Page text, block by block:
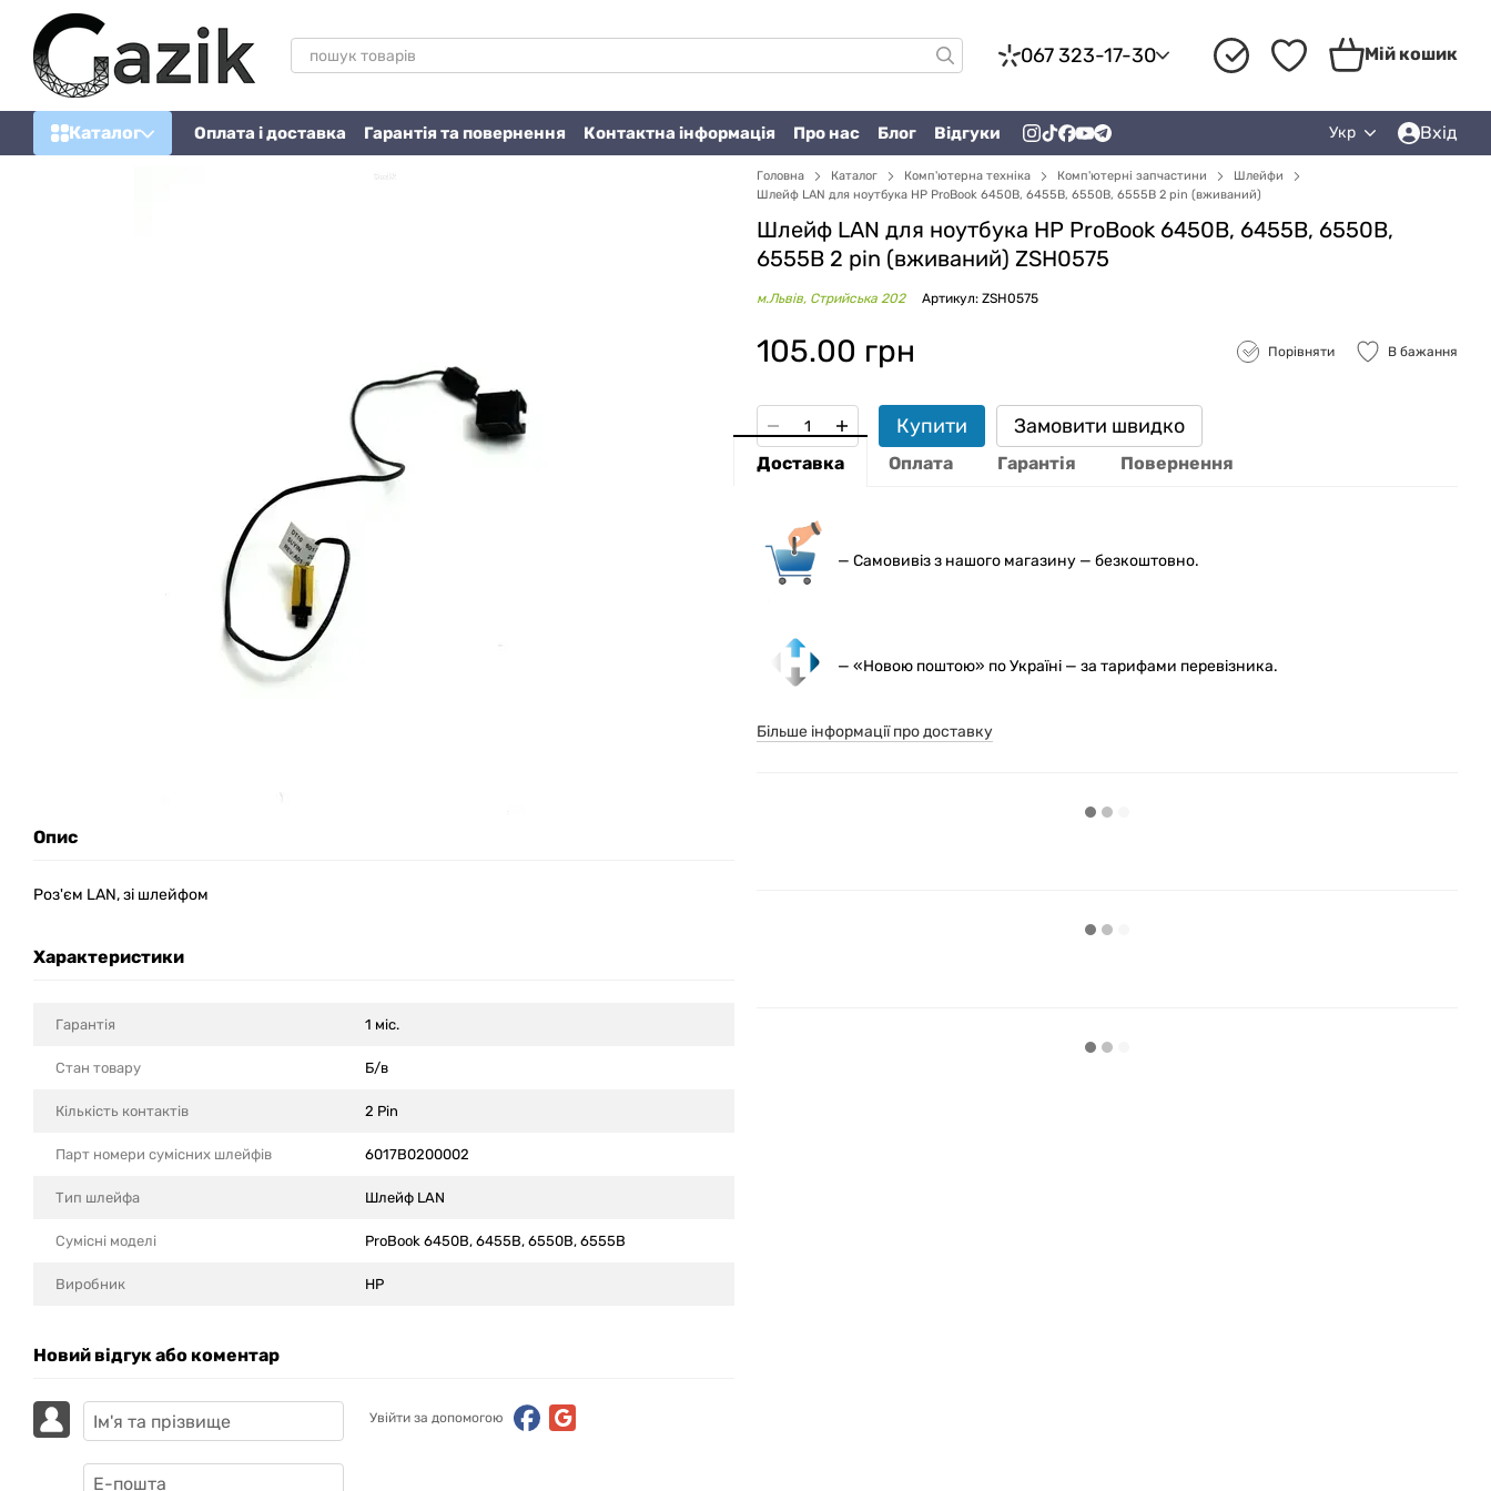
Перейти до основного контенту
067 323-17-30 Мій кошик
Каталог Оплата і доставка Гарантія та повернення Контактна інформація Про нас Блог Відгуки Укр Вхід
Опис
Роз'єм LAN, зі шлейфом
Характеристики
Гарантія 1 міс.
Стан товару Б/в
Кількість контактів 2 Pin
Парт номери сумісних шлейфів 6017B0200002
Тип шлейфа Шлейф LAN
Сумісні моделi ProBook 6450B, 6455B, 6550B, 6555B
Виробник HP
Новий відгук або коментар
Увійти за допомогою
Головна Каталог Комп'ютерна техніка Комп'ютерні запчастини
Шлейфи
Шлейф LAN для ноутбука HP ProBook 6450B, 6455B, 6550B, 6555B 2 pin (вживаний)
Шлейф LAN для ноутбука HP ProBook 6450B, 6455B, 6550B,
6555B 2 pin (вживаний) ZSH0575
м.Львів, Стрийська 202 Артикул: ZSH0575
105.00 грн Порівняти В бажання
Купити Замовити швидко
Доставка Оплата Гарантія Повернення
— Самовивіз з нашого магазину — безкоштовно.
— «Новою поштою» по Україні — за тарифами перевізника.
Більше інформації про доставку